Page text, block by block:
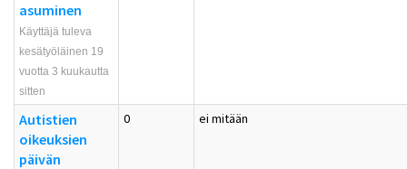
asuminen
Käyttäjä tuleva
kesätyöläinen 19
vuotta 3 kuukautta
sitten
Autistien
oikeuksien
päivän
0 ei mitään